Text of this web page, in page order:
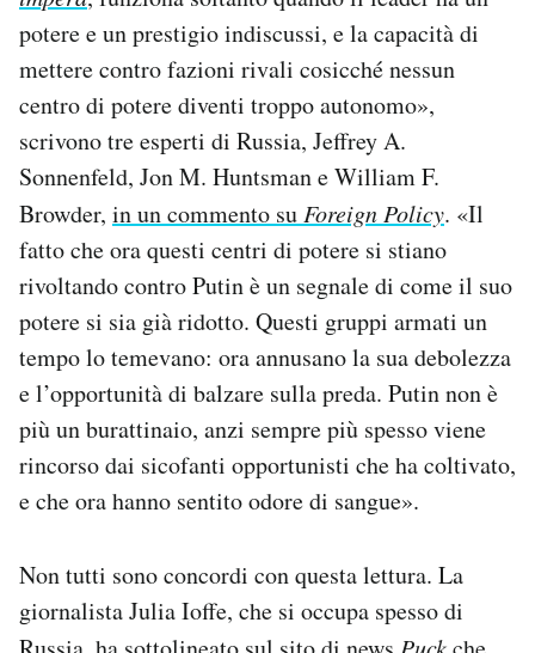
potere e un prestigio indiscussi, e la capacità di
mettere contro fazioni rivali cosicché nessun
centro di potere diventi troppo autonomo»,
scrivono tre esperti di Russia, Jeffrey A.
Sonnenfeld, Jon M. Huntsman e William F.
Browder, in un commento suForeign Policy. «Il
fatto che ora questi centri di potere si stiano
rivoltando contro Putin è un segnale di come il suo
potere si sia già ridotto. Questi gruppi armati un
tempo lo temevano: ora annusano la sua debolezza
e l’opportunità di balzare sulla preda. Putin non è
più un burattinaio, anzi sempre più spesso viene
rincorso dai sicofanti opportunisti che ha coltivato,
e che ora hanno sentito odore di sangue».
Non tutti sono concordi con questa lettura. La
giornalista Julia Ioffe, che si occupa spesso di